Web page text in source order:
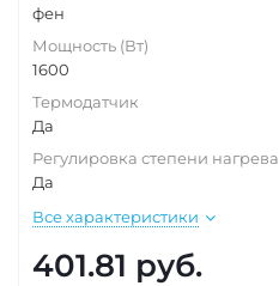
фен
Мощность (Вт)
1600
Термодатчик
Да
Регулировка степени нагрева
Да
Все характеристики
401.81 руб.